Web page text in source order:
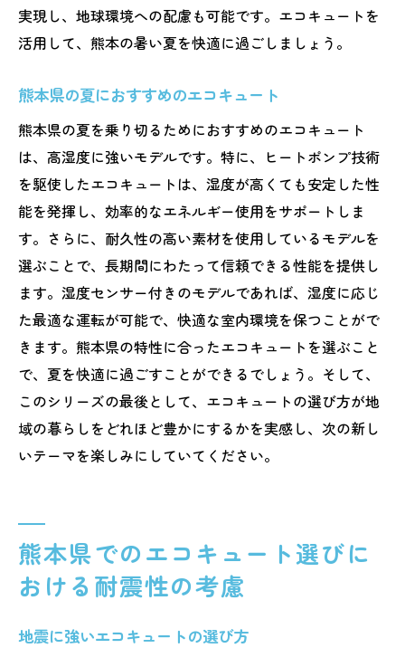
実現し、地球環境への配慮も可能です。エコキュートを
活用して、熊本の暑い夏を快適に過ごしましょう。
熊本県の夏におすすめのエコキュート
熊本県の夏を乗り切るためにおすすめのエコキュート
は、高湿度に強いモデルです。特に、ヒートポンプ技術
を駆使したエコキュートは、湿度が高くても安定した性
能を発揮し、効率的なエネルギー使用をサポートしま
す。さらに、耐久性の高い素材を使用しているモデルを
選ぶことで、長期間にわたって信頼できる性能を提供し
ます。湿度センサー付きのモデルであれば、湿度に応じ
た最適な運転が可能で、快適な室内環境を保つことがで
きます。熊本県の特性に合ったエコキュートを選ぶこと
で、夏を快適に過ごすことができるでしょう。そして、
このシリーズの最後として、エコキュートの選び方が地
域の暮らしをどれほど豊かにするかを実感し、次の新し
いテーマを楽しみにしていてください。
熊本県でのエコキュート選びに
おける耐震性の考慮
地震に強いエコキュートの選び方